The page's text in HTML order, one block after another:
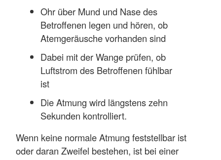
Ohr über Mund und Nase des
Betroffenen legen und hören, ob
Atemgeräusche vorhanden sind
Dabei mit der Wange prüfen, ob
Luftstrom des Betroffenen fühlbar
ist
Die Atmung wird längstens zehn
Sekunden kontrolliert.
Wenn keine normale Atmung feststellbar ist
oder daran Zweifel bestehen, ist bei einer